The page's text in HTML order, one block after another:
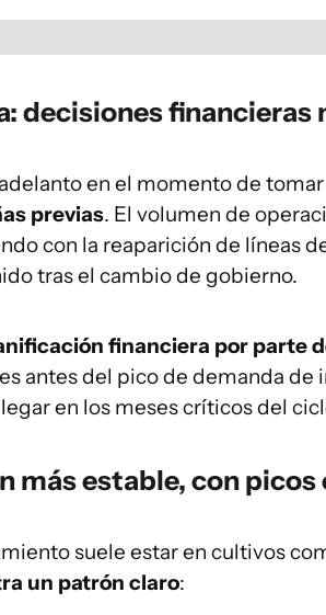
decisiones financieras
en el momento de
previas. El volumen de
con la reaparición de líneas
tras el cambio de gobierno.
financiera por parte
antes del pico de demanda de
en los meses críticos del
más estable, con
suele estar en cultivos
un patrón claro: